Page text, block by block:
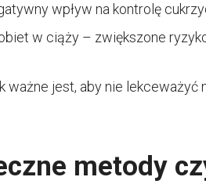
wpływ na kontrolę
w ciąży – zwiększone
ważne jest, aby nie
metody